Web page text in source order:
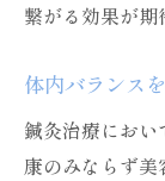
繋がる効果が期
体内バランス
鍼灸治療にお
康のみならず